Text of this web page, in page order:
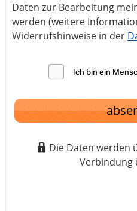
Daten zur Bearbeitung
werden (weitere
Widerrufshinweise in der
Die Daten werden
Verbindung